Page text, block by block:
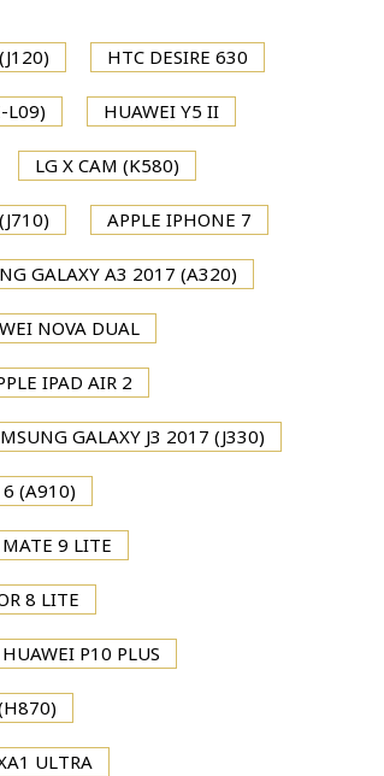
HTC DESIRE 630
L09) HUAWEI Y5 II
LG X CAM (K580)
APPLE IPHONE 7
GALAXY A3 2017 (A320)
NOVA DUAL
IPAD AIR 2
GALAXY J3 2017 (J330)
(A910)
9 LITE
8 LITE
HUAWEI P10 PLUS
ULTRA